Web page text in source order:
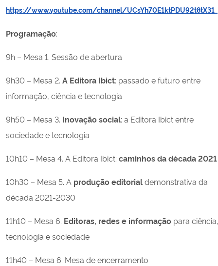
https://www.youtube.com/channel/
Programação:
9h – Mesa 1. Sessão de abertura
9h30 – Mesa 2. A Editora Ibict: passado e futuro entre
informação, ciência e tecnologia
9h50 – Mesa 3. Inovação social: a Editora Ibict entre
sociedade e tecnologia
10h10 – Mesa 4. A Editora Ibict: caminhos da década 2021
10h30 – Mesa 5. A produção editorialdemonstrativa da
década 2021-2030
11h10 – Mesa 6. Editoras, redes e informação para ciência,
tecnologia e sociedade
11h40 – Mesa 6. Mesa de encerramento